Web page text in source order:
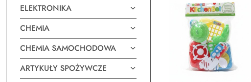
ELEKTRONIKA
CHEMIA
CHEMIA SAMOCHODOWA
ARTYKUŁY SPOŻYWCZE